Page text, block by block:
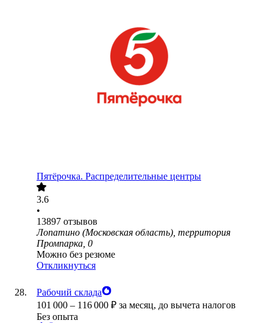
Пятёрочка. Распределительные центры
3.6
•
13897 отзывов
Лопатино (Московская область), территория
Промпарка, 0
Можно без резюме
Откликнуться
Рабочий склада
101 000 – 116 000 ₽ за месяц, до вычета налогов
Без опыта